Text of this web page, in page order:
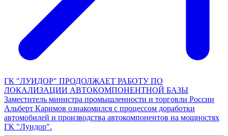
ГК "ЛУИДОР" ПРОДОЛЖАЕТ РАБОТУ ПО
ЛОКАЛИЗАЦИИ АВТОКОМПОНЕНТНОЙ БАЗЫ
Заместитель министра промышленности и торговли России
Альберт Каримов ознакомился с процессом доработки
автомобилей и производства автокомпонентов на мощностях
ГК "Луидор".